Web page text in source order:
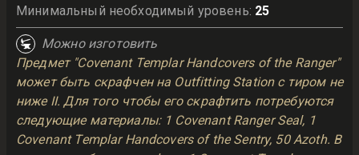
Минимальный необходимый уровень: 25
Можно изготовить
Предмет "Covenant Templar Handcovers of the Ranger"
может быть скрафчен на Outfitting Station с тиром не
ниже II. Для того чтобы его скрафтить потребуются
следующие материалы: 1 Covenant Ranger Seal, 1
Covenant Templar Handcovers of the Sentry, 50 Azoth. В